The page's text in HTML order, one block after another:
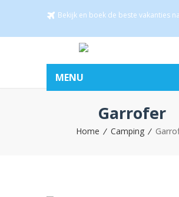
Bekijk en boek de beste vakanties
MENU
Garrofer
Home Camping